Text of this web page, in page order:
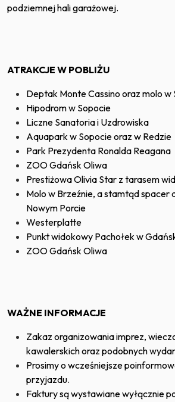
podziemnej hali garażowej.
ATRAKCJE W POBLIŻU
Deptak Monte Cassino oraz molo w
Hipodrom w Sopocie
Liczne Sanatoria i Uzdrowiska
Aquapark w Sopocie oraz w Redzie
Park Prezydenta Ronalda Reagana
ZOO Gdańsk Oliwa
Prestiżowa Olivia Star z tarasem
Molo w Brzeźnie, a stamtąd spacer
Nowym Porcie
Westerplatte
Punkt widokowy Pachołek w
ZOO Gdańsk Oliwa
WAŻNE INFORMACJE
Zakaz organizowania imprez,
kawalerskich oraz podobnych
Prosimy o wcześniejsze
przyjazdu.
Faktury są wystawiane wyłącznie